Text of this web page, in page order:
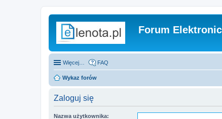
Forum
Więcej… FAQ
Wykaz forów
Zaloguj się
Nazwa użytkownika: